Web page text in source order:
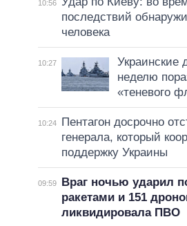
10:56
последствий
человека
10:27
Украинские
неделю
«теневого
10:24
Пентагон досрочно
генерала, который
поддержку Украины
09:59
Враг ночью ударил
ракетами и 151
ликвидировала ПВО